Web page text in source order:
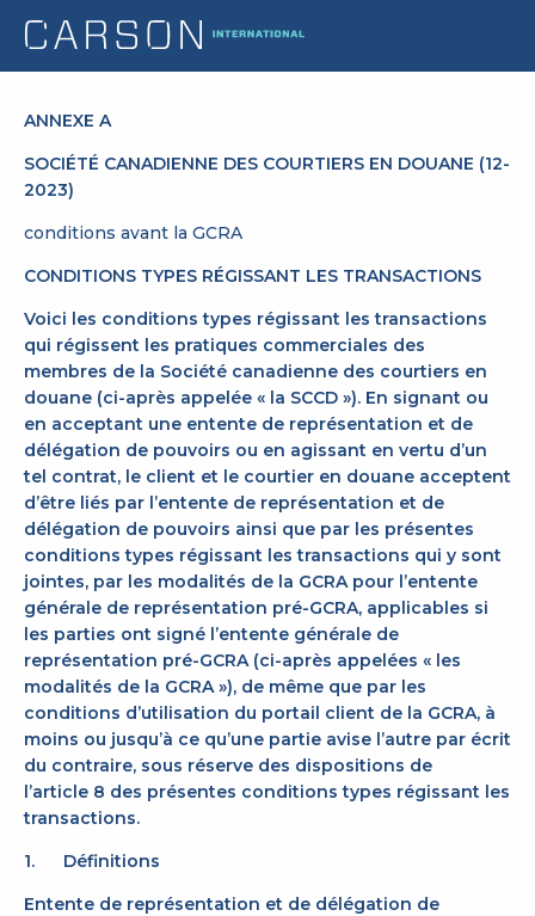
ANNEXE A
SOCIÉTÉ CANADIENNE DES COURTIERS EN DOUANE (12-
2023)
conditions avant la GCRA
CONDITIONS TYPES RÉGISSANT LES TRANSACTIONS
Voici les conditions types régissant les transactions
qui régissent les pratiques commerciales des
membres de la Société canadienne des courtiers en
douane (ci-après appelée « la SCCD »). En signant ou
en acceptant une entente de représentation et de
délégation de pouvoirs ou en agissant en vertu d’un
tel contrat, le client et le courtier en douane acceptent
d’être liés par l’entente de représentation et de
délégation de pouvoirs ainsi que par les présentes
conditions types régissant les transactions qui y sont
jointes, par les modalités de la GCRA pour l’entente
générale de représentation pré-GCRA, applicables si
les parties ont signé l’entente générale de
représentation pré-GCRA (ci-après appelées « les
modalités de la GCRA »), de même que par les
conditions d’utilisation du portail client de la GCRA, à
moins ou jusqu’à ce qu’une partie avise l’autre par écrit
du contraire, sous réserve des dispositions de
l’article 8 des présentes conditions types régissant les
transactions.
1. Définitions
Entente de représentation et de délégation de